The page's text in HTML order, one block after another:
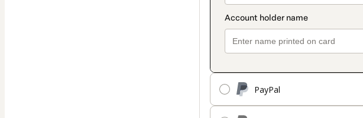
PayPal